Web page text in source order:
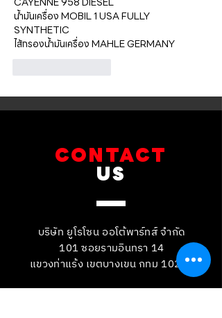
น้ำมันเครื่อง MOBIL 1 USA FULLY
SYNTHETIC
ไส้กรองน้ำมันเครื่อง MAHLE GERMANY
CONTACT
US
บริษัท ยูโรโซน ออโต้พาร์ทส์ จำกัด
101 ซอยรามอินทรา 14
แขวงท่าแร้ง เขตบางเขน กทม 10230